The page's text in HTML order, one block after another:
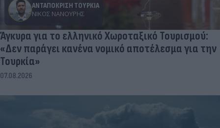
ΑΝΤΑΠΟΚΡΙΣΗ ΤΟΥΡΚΙΑ
ΝΊΚΟΣ ΝΑΝΟΎΡΗΣ
Άγκυρα για το ελληνικό Χωροταξικό Τουρισμού:
«Δεν παράγει κανένα νομικό αποτέλεσμα για την
Τουρκία»
07.08.2026